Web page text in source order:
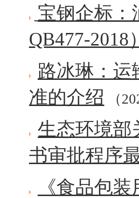
宝钢企标：
QB477-2018
路冰琳：运
准的介绍 （
生态环境部
书审批程序
《食品包